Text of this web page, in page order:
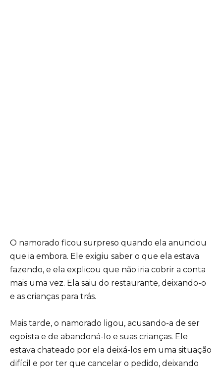
O namorado ficou surpreso quando ela anunciou
que ia embora. Ele exigiu saber o que ela estava
fazendo, e ela explicou que não iria cobrir a conta
mais uma vez. Ela saiu do restaurante, deixando-o
e as crianças para trás.
Mais tarde, o namorado ligou, acusando-a de ser
egoísta e de abandoná-lo e suas crianças. Ele
estava chateado por ela deixá-los em uma situação
difícil e por ter que cancelar o pedido, deixando